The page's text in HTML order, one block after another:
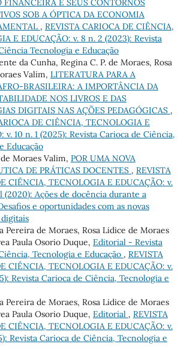
FINANCEIRA E SEUS CONTORNOS
SOB A ÓPTICA DA ECONOMIA
, REVISTA CARIOCA DE CIÊNCIA,
E EDUCAÇÃO: v. 8 n. 2 (2023): Revista
Tecnologia e Educação
da Cunha, Regina C. P. de Moraes, Rosa
Valim, LITERATURA PARA A
BRASILEIRA: A IMPORTÂNCIA DA
NOS LIVROS E DAS
DIGITAIS NAS AÇÕES PEDAGÓGICAS ,
DE CIÊNCIA, TECNOLOGIA E
v. 10 n. 1 (2025): Revista Carioca de Ciência,
Educação
Moraes Valim, POR UMA NOVA
DE PRÁTICAS DOCENTES , REVISTA
CIÊNCIA, TECNOLOGIA E EDUCAÇÃO: v.
(2020): Ações de docência durante a
e oportunidades com as novas
Pereira de Moraes, Rosa Lidice de Moraes
Paula Osorio Duque, Editorial - Revista
Tecnologia e Educação , REVISTA
CIÊNCIA, TECNOLOGIA E EDUCAÇÃO: v.
Revista Carioca de Ciência, Tecnologia e
Pereira de Moraes, Rosa Lidice de Moraes
Paula Osorio Duque, Editorial , REVISTA
CIÊNCIA, TECNOLOGIA E EDUCAÇÃO: v.
Revista Carioca de Ciência, Tecnologia e